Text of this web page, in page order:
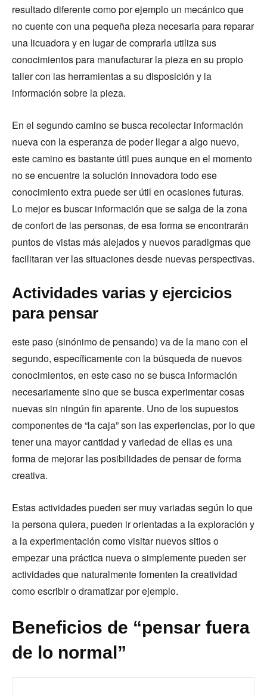
resultado diferente como por ejemplo un mecánico que
no cuente con una pequeña pieza necesaria para reparar
una licuadora y en lugar de comprarla utiliza sus
conocimientos para manufacturar la pieza en su propio
taller con las herramientas a su disposición y la
información sobre la pieza.
En el segundo camino se busca recolectar información
nueva con la esperanza de poder llegar a algo nuevo,
este camino es bastante útil pues aunque en el momento
no se encuentre la solución innovadora todo ese
conocimiento extra puede ser útil en ocasiones futuras.
Lo mejor es buscar información que se salga de la zona
de confort de las personas, de esa forma se encontrarán
puntos de vistas más alejados y nuevos paradigmas que
facilitaran ver las situaciones desde nuevas perspectivas.
Actividades varias y ejercicios
para pensar
este paso (sinónimo de pensando) va de la mano con el
segundo, específicamente con la búsqueda de nuevos
conocimientos, en este caso no se busca información
necesariamente sino que se busca experimentar cosas
nuevas sin ningún fin aparente. Uno de los supuestos
componentes de “la caja” son las experiencias, por lo que
tener una mayor cantidad y variedad de ellas es una
forma de mejorar las posibilidades de pensar de forma
creativa.
Estas actividades pueden ser muy variadas según lo que
la persona quiera, pueden ir orientadas a la exploración y
a la experimentación como visitar nuevos sitios o
empezar una práctica nueva o simplemente pueden ser
actividades que naturalmente fomenten la creatividad
como escribir o dramatizar por ejemplo.
Beneficios de “pensar fuera
de lo normal”